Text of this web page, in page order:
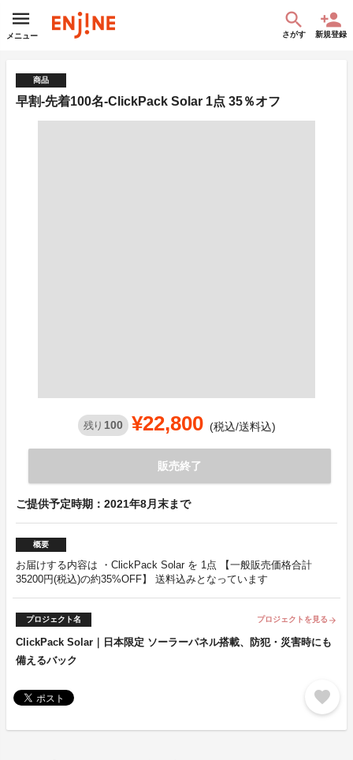
メニュー さがす 新規登録
商品
早割-先着100名-ClickPack Solar 1点 35％オフ
残り 100 ¥22,800 (税込/送料込)
販売終了
ご提供予定時期：2021年8月末まで
概要
お届けする内容は ・ClickPack Solar を 1点 【一般販売価格合計
35200円(税込)の約35%OFF】 送料込みとなっています
プロジェクト名 プロジェクトを見る arrow_forward
ClickPack Solar｜日本限定 ソーラーパネル搭載、防犯・災害時にも
備えるバック
favorite